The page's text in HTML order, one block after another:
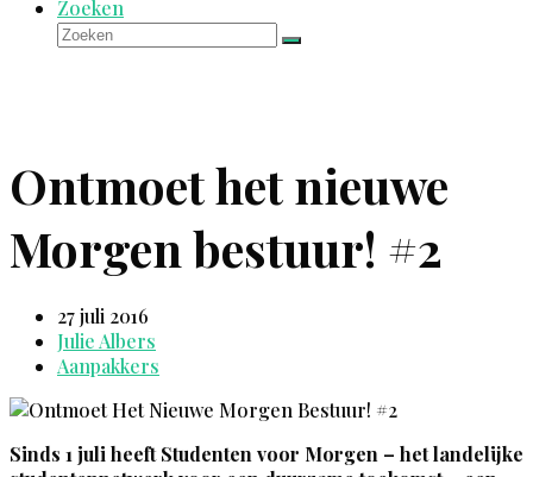
Zoeken
Zoeken
Verzenden
Ontmoet het nieuwe
Morgen bestuur! #2
27 juli 2016
Julie Albers
Aanpakkers
Sinds 1 juli heeft Studenten voor Morgen – het landelijke